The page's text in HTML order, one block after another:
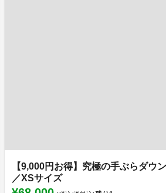
【9,000円お得】究極の手ぶらダウ
／XSサイズ